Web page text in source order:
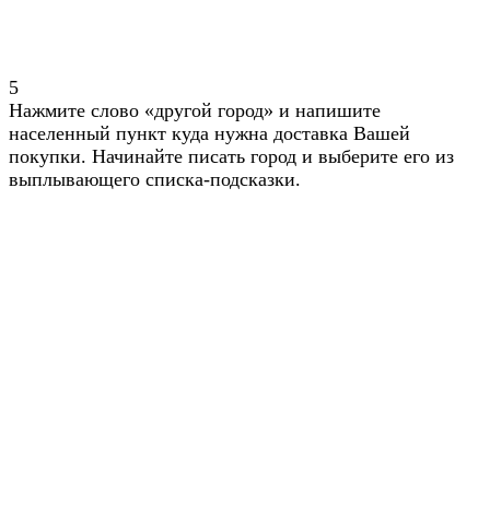
5
Нажмите слово «другой город» и напишите
населенный пункт куда нужна доставка Вашей
покупки. Начинайте писать город и выберите его из
выплывающего списка-подсказки.